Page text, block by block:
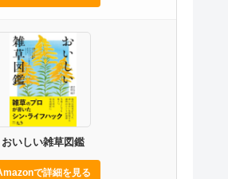
おいしい雑草図鑑
で詳細を見る